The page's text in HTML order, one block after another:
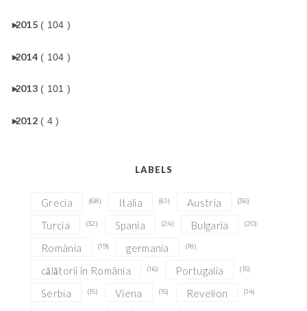
►
2015 ( 104 )
►
2014 ( 104 )
►
2013 ( 101 )
►
2012 ( 4 )
LABELS
Grecia (68) Italia (61) Austria (36)
Turcia (32) Spania (24) Bulgaria (20)
România (19) germania (18)
călătorii în România (16) Portugalia (15)
Serbia (15) Viena (15) Revelion (14)